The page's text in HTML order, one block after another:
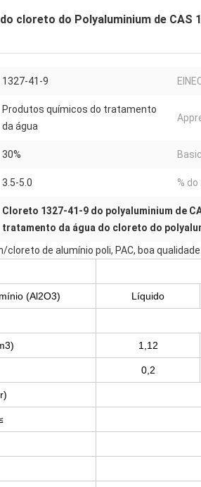
cloreto do Polyaluminium de CAS
1327-41-9
Produtos químicos do tratamento
da água
30%
3.5-5.0 %
Cloreto 1327-41-9 do polyaluminium de
tratamento da água do cloreto do
cloreto de alumínio poli, PAC, boa qualidade
(Al2O3) Líquido
1,12
0,2